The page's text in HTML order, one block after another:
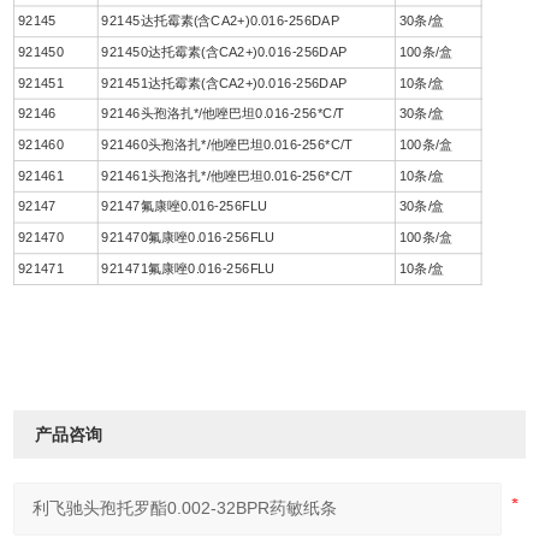
92145
92145达托霉素(含CA2+)0.016-256DAP 30条/盒
921450 921450达托霉素(含CA2+)0.016-256DAP 100条/盒
921451 921451达托霉素(含CA2+)0.016-256DAP
10条/盒
92146
92146头孢洛扎*/他唑巴坦0.016-256*C/T 30条/盒
921460 921460头孢洛扎*/他唑巴坦0.016-256*C/T 100条/盒
921461 921461头孢洛扎*/他唑巴坦0.016-256*C/T 10条/盒
92147 92147氟康唑0.016-256FLU
30条/盒
921470
921470氟康唑0.016-256FLU 100条/盒
921471 921471氟康唑0.016-256FLU 10条/盒
产品咨询